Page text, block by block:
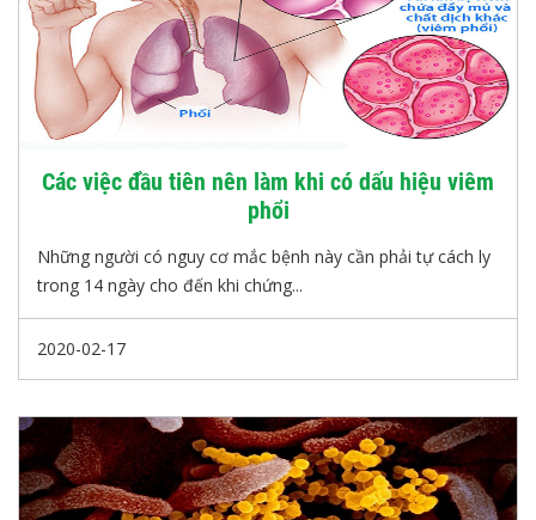
Các việc đầu tiên nên làm khi có dấu hiệu viêm
phổi
Những người có nguy cơ mắc bệnh này cần phải tự cách ly
trong 14 ngày cho đến khi chứng...
2020-02-17